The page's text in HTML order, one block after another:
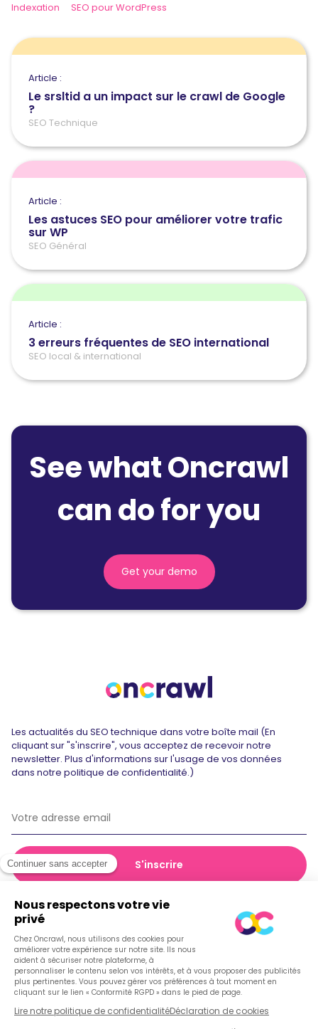
Indexation
SEO pour WordPress
Article :
Le srsltid a un impact sur le crawl de Google
?
SEO Technique
Article :
Les astuces SEO pour améliorer votre trafic
sur WP
SEO Général
Article :
3 erreurs fréquentes de SEO international
SEO local & international
See what Oncrawl
can do for you
Get your demo
Les actualités du SEO technique dans votre boîte mail (En
cliquant sur "s'inscrire", vous acceptez de recevoir notre
newsletter. Plus d'informations sur l'usage de vos données
dans notre politique de confidentialité.)
Politique de confidentialité
Conditions générales de vente
Cookies
Français